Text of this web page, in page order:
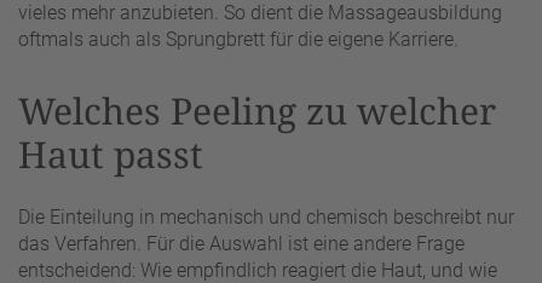
vieles mehr anzubieten. So dient die Massageausbildung
oftmals auch als Sprungbrett für die eigene Karriere.
Welches Peeling zu welcher
Haut passt
Die Einteilung in mechanisch und chemisch beschreibt nur
das Verfahren. Für die Auswahl ist eine andere Frage
entscheidend: Wie empfindlich reagiert die Haut, und wie